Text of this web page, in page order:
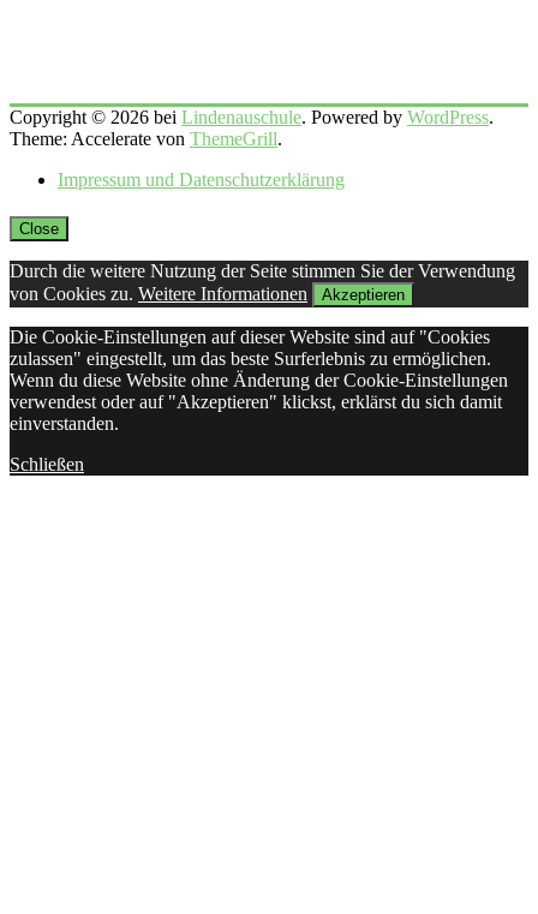
Copyright © 2026 bei Lindenauschule. Powered by WordPress.
Theme: Accelerate von ThemeGrill.
Impressum und Datenschutzerklärung
Close
Durch die weitere Nutzung der Seite stimmen Sie der Verwendung
von Cookies zu. Weitere Informationen Akzeptieren
Die Cookie-Einstellungen auf dieser Website sind auf "Cookies
zulassen" eingestellt, um das beste Surferlebnis zu ermöglichen.
Wenn du diese Website ohne Änderung der Cookie-Einstellungen
verwendest oder auf "Akzeptieren" klickst, erklärst du sich damit
einverstanden.
Schließen